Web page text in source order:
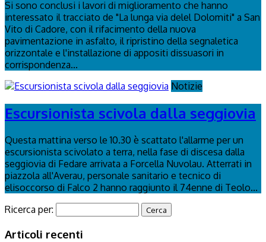
Si sono conclusi i lavori di miglioramento che hanno
interessato il tracciato de "La lunga via delel Dolomiti" a San
Vito di Cadore, con il rifacimento della nuova
pavimentazione in asfalto, il ripristino della segnaletica
orizzontale e l'installazione di appositi dissuasori in
corrispondenza...
Notizie
Escursionista scivola dalla seggiovia
Questa mattina verso le 10.30 è scattato l'allarme per un
escursionista scivolato a terra, nella fase di discesa dalla
seggiovia di Fedare arrivata a Forcella Nuvolau. Atterrati in
piazzola all'Averau, personale sanitario e tecnico di
elisoccorso di Falco 2 hanno raggiunto il 74enne di Teolo...
Ricerca per:
Articoli recenti